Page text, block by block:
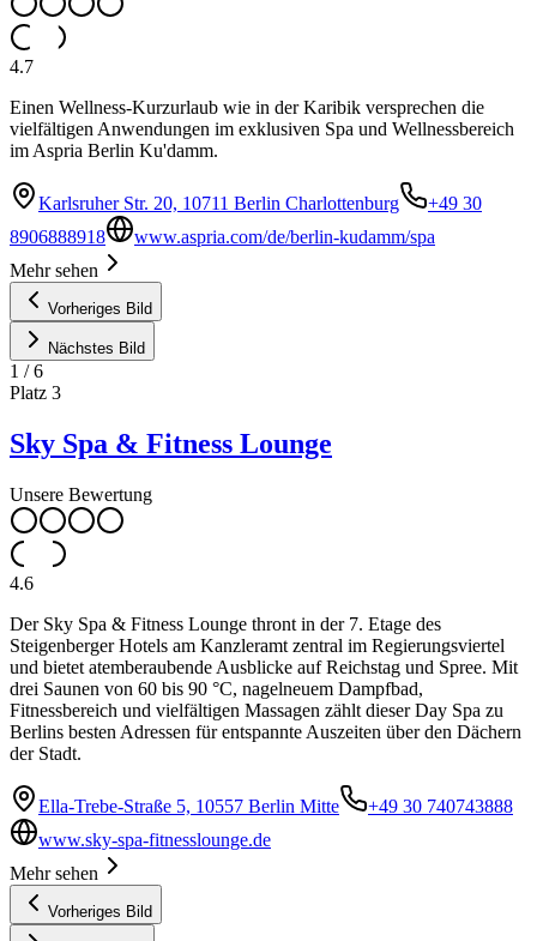
4.7
Einen Wellness-Kurzurlaub wie in der Karibik versprechen die
vielfältigen Anwendungen im exklusiven Spa und Wellnessbereich
im Aspria Berlin Ku'damm.
Karlsruher Str. 20, 10711 Berlin Charlottenburg
+49 30
8906888918
www.aspria.com/de/berlin-kudamm/spa
Mehr sehen
Vorheriges Bild
Nächstes Bild
1 /6
Platz 3
Sky Spa & Fitness Lounge
Unsere Bewertung
4.6
Der Sky Spa & Fitness Lounge thront in der 7. Etage des
Steigenberger Hotels am Kanzleramt zentral im Regierungsviertel
und bietet atemberaubende Ausblicke auf Reichstag und Spree. Mit
drei Saunen von 60 bis 90 °C, nagelneuem Dampfbad,
Fitnessbereich und vielfältigen Massagen zählt dieser Day Spa zu
Berlins besten Adressen für entspannte Auszeiten über den Dächern
der Stadt.
Ella-Trebe-Straße 5, 10557 Berlin Mitte
+49 30 740743888
www.sky-spa-fitnesslounge.de
Mehr sehen
Vorheriges Bild